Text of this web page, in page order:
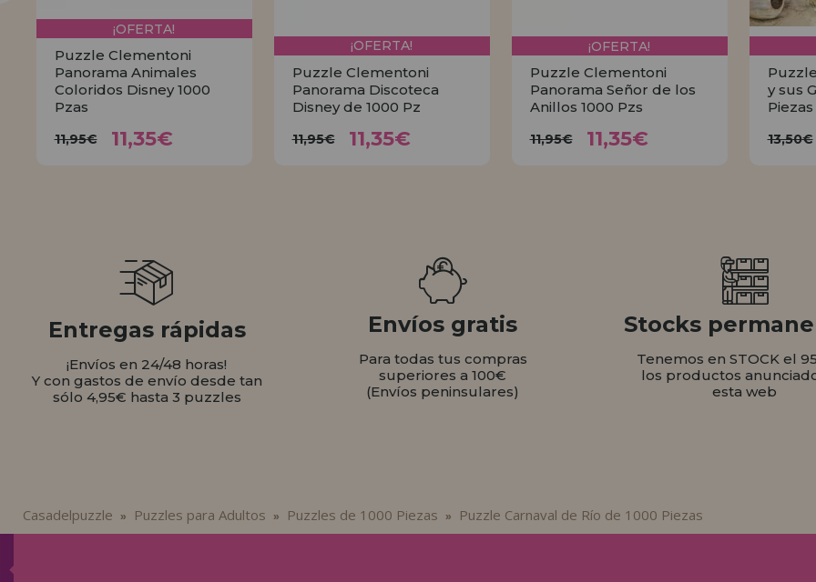
¡OFERTA!
Puzzle Clementoni
Panorama Animales
Coloridos Disney 1000
Pzas
11,95€ 11,35€
¡OFERTA!
Puzzle Clementoni
Panorama Discoteca
Disney de 1000 Pz
11,95€ 11,35€
¡OFERTA!
Puzzle Clementoni
Panorama Señor de los
Anillos 1000 Pzs
11,95€ 11,35€
y sus
Piezas
13,50€
Entregas rápidas
¡Envíos en 24/48 horas!
Y con gastos de envío desde tan
sólo 4,95€ hasta 3 puzzles
Envíos gratis
Para todas tus compras
superiores a 100€
(Envíos peninsulares)
Stocks
Tenemos en STOCK el
los productos
esta web
Casadelpuzzle » Puzzles para Adultos » Puzzles de 1000 Piezas » Puzzle Carnaval de Río de 1000 Piezas